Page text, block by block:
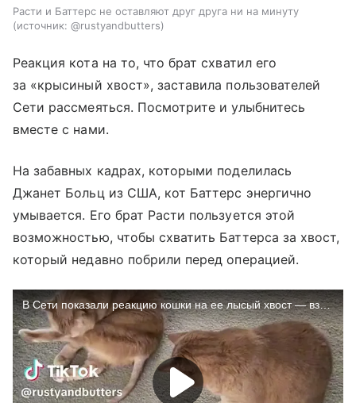
Расти и Баттерс не оставляют друг друга ни на минуту
источник: @rustyandbutters
Реакция кота на то, что брат схватил его
за «крысиный хвост», заставила пользователей
Сети рассмеяться. Посмотрите и улыбнитесь
вместе с нами.
На забавных кадрах, которыми поделилась
Джанет Больц из США, кот Баттерс энергично
умывается. Его брат Расти пользуется этой
возможностью, чтобы схватить Баттерса за хвост,
который недавно побрили перед операцией.